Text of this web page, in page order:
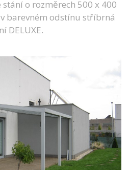
o rozměrech 500 x 400
v barevném odstínu stříbrná
DELUXE.